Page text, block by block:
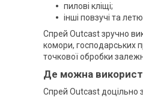
пилові кліщі;
інші повзучі та
Спрей Outcast зручно
комори, господарських
точкової обробки
Де можна
Спрей Outcast доцільно